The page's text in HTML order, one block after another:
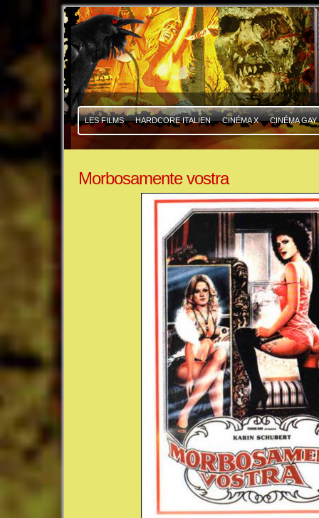
LES FILMS HARDCORE ITALIEN CINÉMA X CINÉMA GAY
Morbosamente vostra